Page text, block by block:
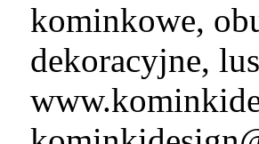
kominkowe,
dekoracyjne,